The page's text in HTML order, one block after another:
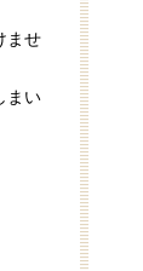
ませ
まい